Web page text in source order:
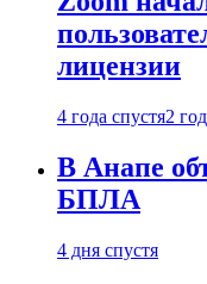
лицензии
4 года спустя2
В Анапе
БПЛА
4 дня спустя